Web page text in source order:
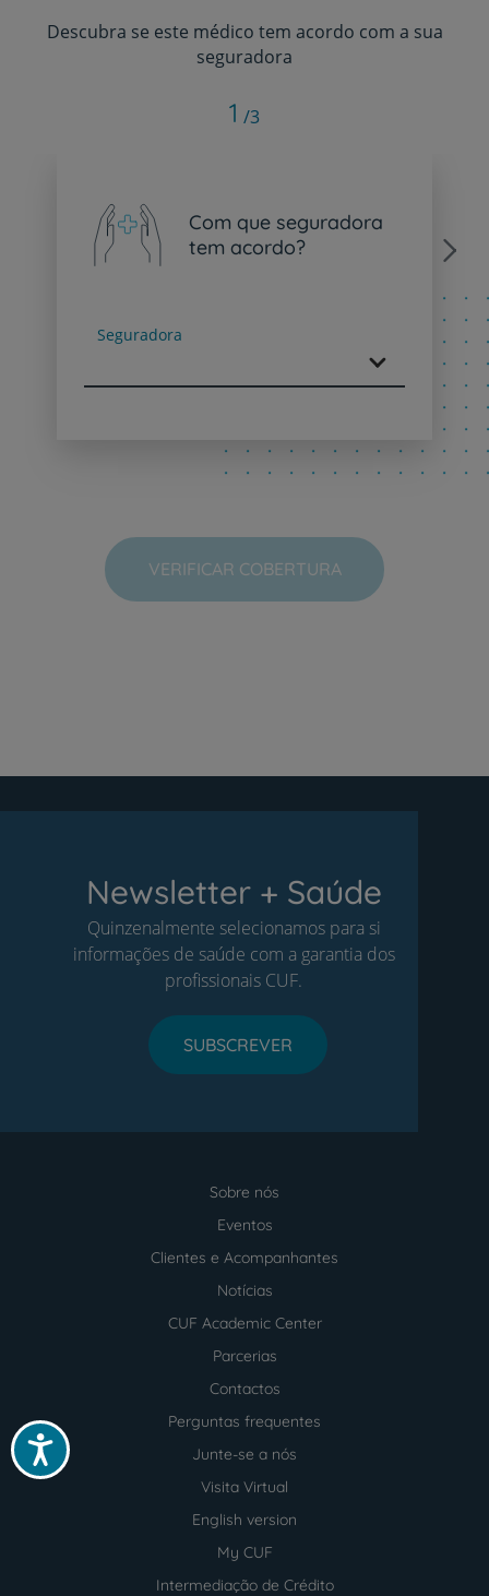
Acessibilidade
Descubra se este médico tem acordo com a sua
seguradora
Com que seguradora
tem acordo?
Seguradora
Next
1 /3
VERIFICAR COBERTURA
Newsletter + Saúde
Quinzenalmente selecionamos para si
informações de saúde com a garantia dos
profissionais CUF.
SUBSCREVER
Sobre nós
Eventos
Clientes e Acompanhantes
Notícias
CUF Academic Center
Parcerias
Contactos
Perguntas frequentes
Junte-se a nós
Visita Virtual
English version
My CUF
Intermediação de Crédito